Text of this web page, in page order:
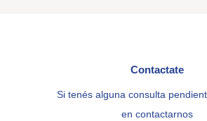
Contactate
Si tenés alguna consulta
en contactarnos